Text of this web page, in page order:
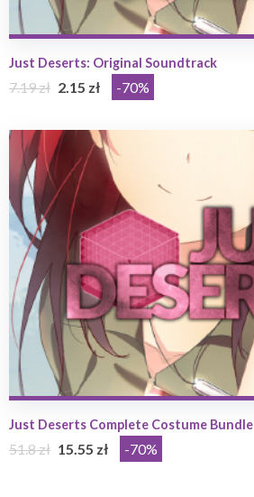
Just Deserts: Original Soundtrack
7.19 zł 2.15 zł -70%
Just Deserts Complete Costume Bundle
51.8 zł 15.55 zł -70%